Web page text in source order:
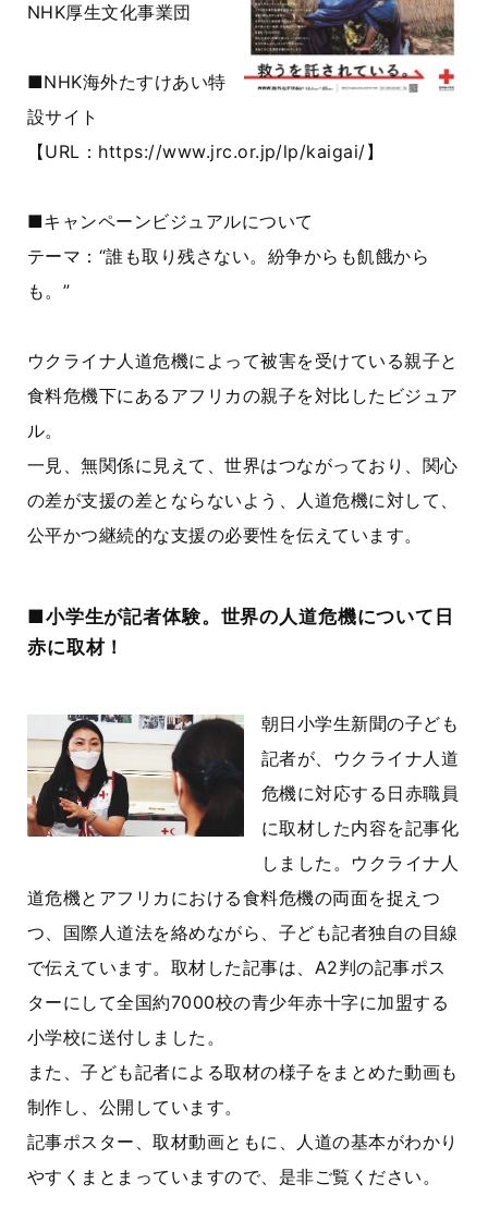
NHK厚生文化事業団
■NHK海外たすけあい特
設サイト
【URL：https://www.jrc.or.jp/lp/kaigai/】
■キャンペーンビジュアルについて
テーマ：“誰も取り残さない。紛争からも飢餓から
も。”
ウクライナ人道危機によって被害を受けている親子と
食料危機下にあるアフリカの親子を対比したビジュア
ル。
一見、無関係に見えて、世界はつながっており、関心
の差が支援の差とならないよう、人道危機に対して、
公平かつ継続的な支援の必要性を伝えています。
■小学生が記者体験。世界の人道危機について日
赤に取材！
朝日小学生新聞の子ども
記者が、ウクライナ人道
危機に対応する日赤職員
に取材した内容を記事化
しました。ウクライナ人
道危機とアフリカにおける食料危機の両面を捉えつ
つ、国際人道法を絡めながら、子ども記者独自の目線
で伝えています。取材した記事は、A2判の記事ポス
ターにして全国約7000校の青少年赤十字に加盟する
小学校に送付しました。
また、子ども記者による取材の様子をまとめた動画も
制作し、公開しています。
記事ポスター、取材動画ともに、人道の基本がわかり
やすくまとまっていますので、是非ご覧ください。